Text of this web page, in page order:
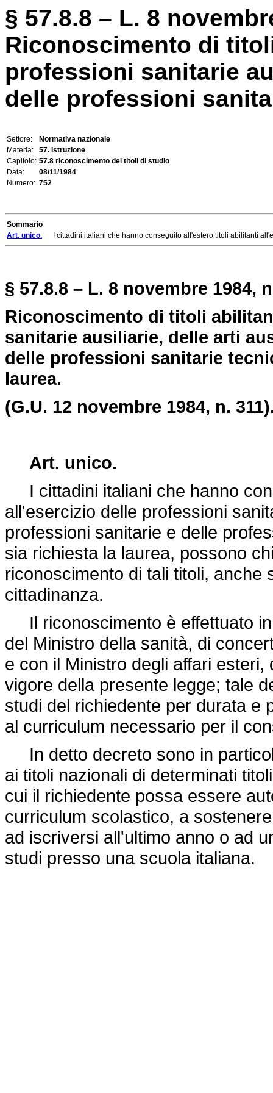
§ 57.8.8 – L. 8
Riconoscimento di
professioni sanitarie
delle professioni
Settore:
Normativa nazionale
Materia:
57. Istruzione
Capitolo: 57.8 riconoscimento dei titoli di studio
Data:
08/11/1984
Numero: 752
Sommario
Art. unico. I cittadini italiani che hanno conseguito all'estero titoli abilitanti
§ 57.8.8 – L. 8 novembre 1984,
Riconoscimento di titoli
sanitarie ausiliarie, delle arti
delle professioni sanitarie
laurea.
(G.U. 12 novembre 1984, n.
Art. unico.
I cittadini italiani che hanno
all'esercizio delle professioni
professioni sanitarie e delle
sia richiesta la laurea, possono
riconoscimento di tali titoli, anche
cittadinanza.
Il riconoscimento è effettuato
del Ministro della sanità, di
e con il Ministro degli affari
vigore della presente legge; tale
studi del richiedente per durata e
al curriculum necessario per il
In detto decreto sono in
ai titoli nazionali di determinati
cui il richiedente possa essere
curriculum scolastico, a
ad iscriversi all'ultimo anno o ad
studi presso una scuola italiana.